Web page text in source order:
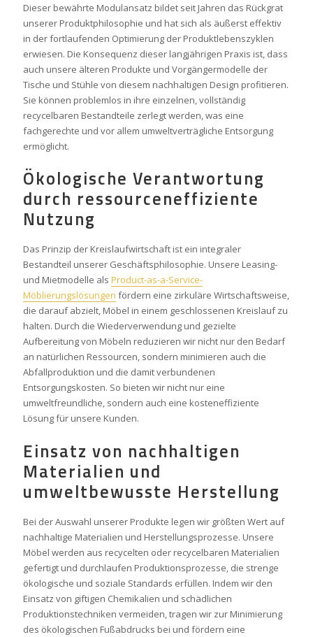
Dieser bewährte Modulansatz bildet seit Jahren das Rückgrat
unserer Produktphilosophie und hat sich als äußerst effektiv
in der fortlaufenden Optimierung der Produktlebenszyklen
erwiesen. Die Konsequenz dieser langjährigen Praxis ist, dass
auch unsere älteren Produkte und Vorgängermodelle der
Tische und Stühle von diesem nachhaltigen Design profitieren.
Sie können problemlos in ihre einzelnen, vollständig
recycelbaren Bestandteile zerlegt werden, was eine
fachgerechte und vor allem umweltverträgliche Entsorgung
ermöglicht.
Ökologische Verantwortung
durch ressourceneffiziente
Nutzung
Das Prinzip der Kreislaufwirtschaft ist ein integraler
Bestandteil unserer Geschäftsphilosophie. Unsere Leasing-
und Mietmodelle als Product-as-a-Service-
Möblierungslösungen fördern eine zirkuläre Wirtschaftsweise,
die darauf abzielt, Möbel in einem geschlossenen Kreislauf zu
halten. Durch die Wiederverwendung und gezielte
Aufbereitung von Möbeln reduzieren wir nicht nur den Bedarf
an natürlichen Ressourcen, sondern minimieren auch die
Abfallproduktion und die damit verbundenen
Entsorgungskosten. So bieten wir nicht nur eine
umweltfreundliche, sondern auch eine kosteneffiziente
Lösung für unsere Kunden.
Einsatz von nachhaltigen
Materialien und
umweltbewusste Herstellung
Bei der Auswahl unserer Produkte legen wir größten Wert auf
nachhaltige Materialien und Herstellungsprozesse. Unsere
Möbel werden aus recycelten oder recycelbaren Materialien
gefertigt und durchlaufen Produktionsprozesse, die strenge
ökologische und soziale Standards erfüllen. Indem wir den
Einsatz von giftigen Chemikalien und schädlichen
Produktionstechniken vermeiden, tragen wir zur Minimierung
des ökologischen Fußabdrucks bei und fördern eine